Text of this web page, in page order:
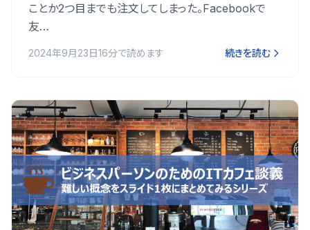
ことか2つ目までも注文してしまった。Facebookで
友…
2024年9月23日16分で読めます 続きを読む